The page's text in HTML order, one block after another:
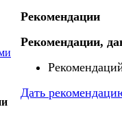
Рекомендации
Рекомендации,
Дать